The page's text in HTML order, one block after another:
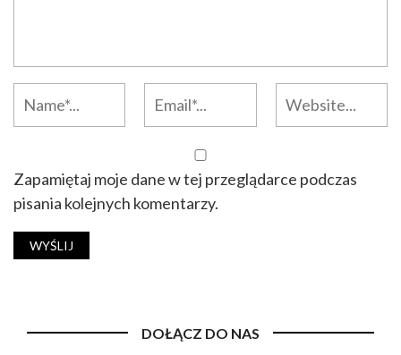
Zapamiętaj moje dane w tej przeglądarce podczas
pisania kolejnych komentarzy.
DOŁĄCZ DO NAS